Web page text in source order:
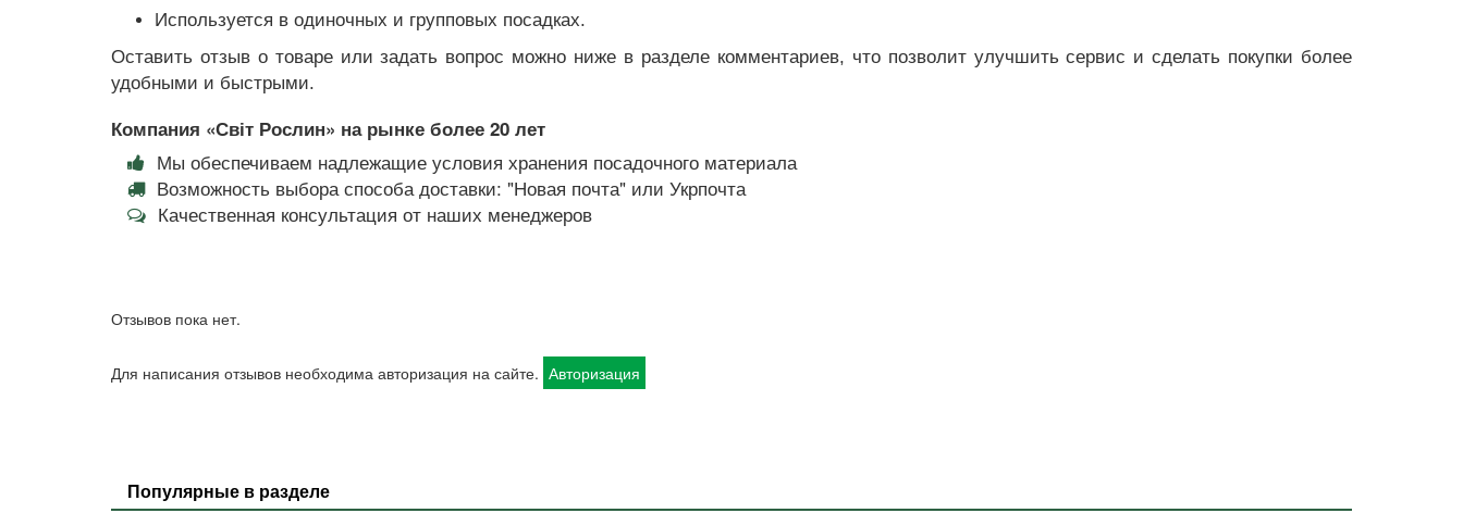
Используется в одиночных и групповых посадках.
Оставить отзыв о товаре или задать вопрос можно ниже в разделе комментариев, что позволит улучшить сервис и сделать покупки более
удобными и быстрыми.
Компания «Світ Рослин» на рынке более 20 лет
Мы обеспечиваем надлежащие условия хранения посадочного материала
Возможность выбора способа доставки: "Новая почта" или Укрпочта
Качественная консультация от наших менеджеров
Отзывов пока нет.
Для написания отзывов необходима авторизация на сайте. Авторизация
Популярные в разделе